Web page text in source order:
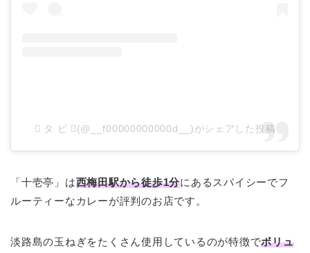
 タ ビ (@__f00000000000d__)がシェアした投稿
「十壱亭」は西梅田駅から徒歩1分にあるスパイシーでフ
ルーティーなカレーが評判のお店です。
淡路島の玉ねぎをたくさん使用しているのが特徴でボリュ